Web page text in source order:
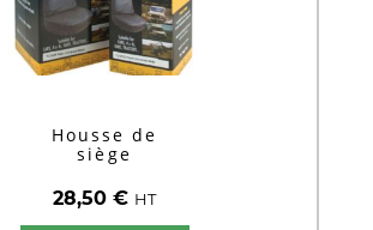
Housse de
siège
28,50 € HT